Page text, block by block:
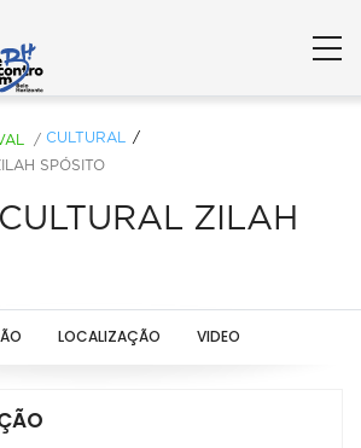
/ CULTURAL
SPÓSITO
ZILAH
LOCALIZAÇÃO VIDEO